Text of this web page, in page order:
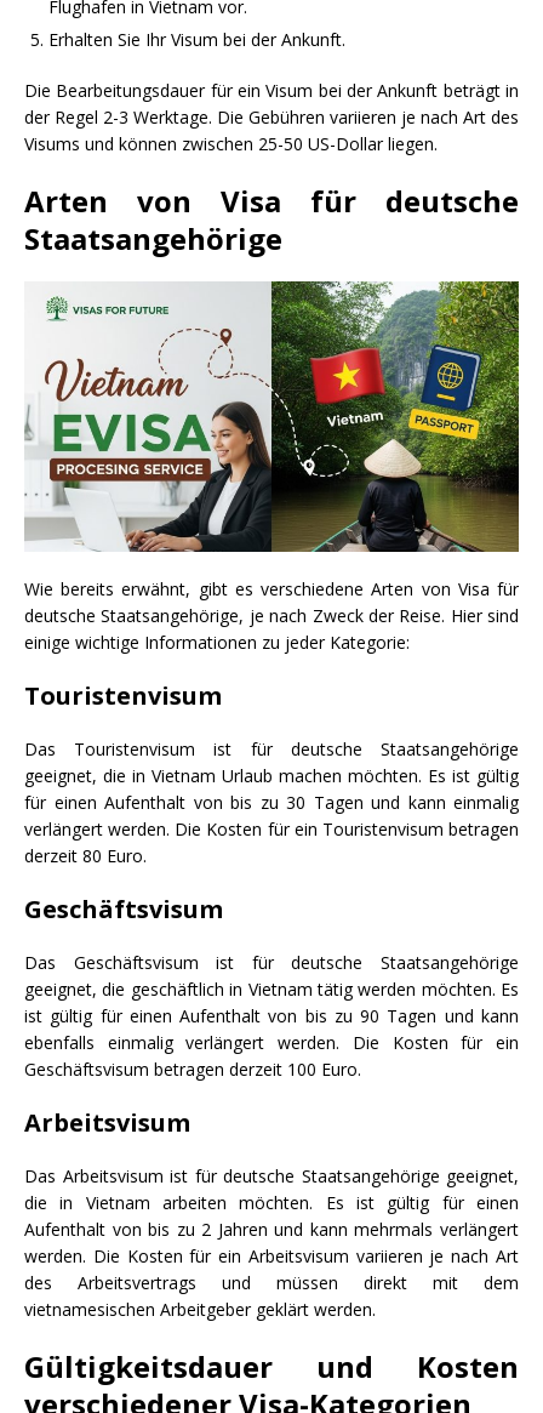
Flughafen in Vietnam vor.
Erhalten Sie Ihr Visum bei der Ankunft.
Die Bearbeitungsdauer für ein Visum bei der Ankunft beträgt in
der Regel 2-3 Werktage. Die Gebühren variieren je nach Art des
Visums und können zwischen 25-50 US-Dollar liegen.
Arten von Visa für deutsche
Staatsangehörige
Wie bereits erwähnt, gibt es verschiedene Arten von Visa für
deutsche Staatsangehörige, je nach Zweck der Reise. Hier sind
einige wichtige Informationen zu jeder Kategorie:
Touristenvisum
Das Touristenvisum ist für deutsche Staatsangehörige
geeignet, die in Vietnam Urlaub machen möchten. Es ist gültig
für einen Aufenthalt von bis zu 30 Tagen und kann einmalig
verlängert werden. Die Kosten für ein Touristenvisum betragen
derzeit 80 Euro.
Geschäftsvisum
Das Geschäftsvisum ist für deutsche Staatsangehörige
geeignet, die geschäftlich in Vietnam tätig werden möchten. Es
ist gültig für einen Aufenthalt von bis zu 90 Tagen und kann
ebenfalls einmalig verlängert werden. Die Kosten für ein
Geschäftsvisum betragen derzeit 100 Euro.
Arbeitsvisum
Das Arbeitsvisum ist für deutsche Staatsangehörige geeignet,
die in Vietnam arbeiten möchten. Es ist gültig für einen
Aufenthalt von bis zu 2 Jahren und kann mehrmals verlängert
werden. Die Kosten für ein Arbeitsvisum variieren je nach Art
des Arbeitsvertrags und müssen direkt mit dem
vietnamesischen Arbeitgeber geklärt werden.
Gültigkeitsdauer und Kosten
verschiedener Visa-Kategorien